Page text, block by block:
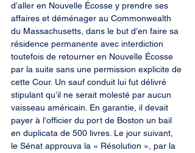
d’aller en Nouvelle Écosse y prendre ses
affaires et déménager au Commonwealth
du Massachusetts, dans le but d’en faire sa
résidence permanente avec interdiction
toutefois de retourner en Nouvelle Écosse
par la suite sans une permission explicite de
cette Cour. Un sauf conduit lui fut délivré
stipulant qu’il ne serait molesté par aucun
vaisseau américain. En garantie, il devait
payer à l’officier du port de Boston un bail
en duplicata de 500 livres. Le jour suivant,
le Sénat approuva la « Résolution », par la